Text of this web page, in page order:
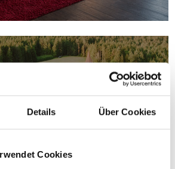
Details Über Cookies
Cookies
& VIDEOS